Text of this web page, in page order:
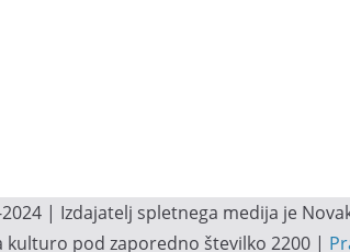
| Izdajatelj spletnega medija je
pod zaporedno številko 2200 |